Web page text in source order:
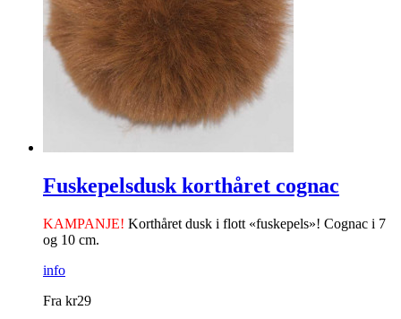
Fuskepelsdusk korthåret cognac
KAMPANJE! Korthåret dusk i flott «fuskepels»! Cognac i 7
og 10 cm.
info
Fra kr29